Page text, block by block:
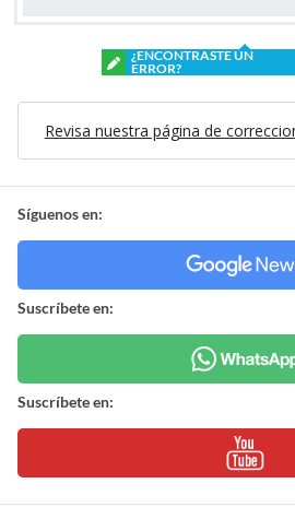
¿ENCONTRASTE UN
ERROR?
Revisa nuestra página de
Síguenos en:
Suscríbete en:
Suscríbete en: